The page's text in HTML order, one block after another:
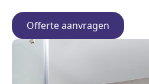
Offerte aanvragen